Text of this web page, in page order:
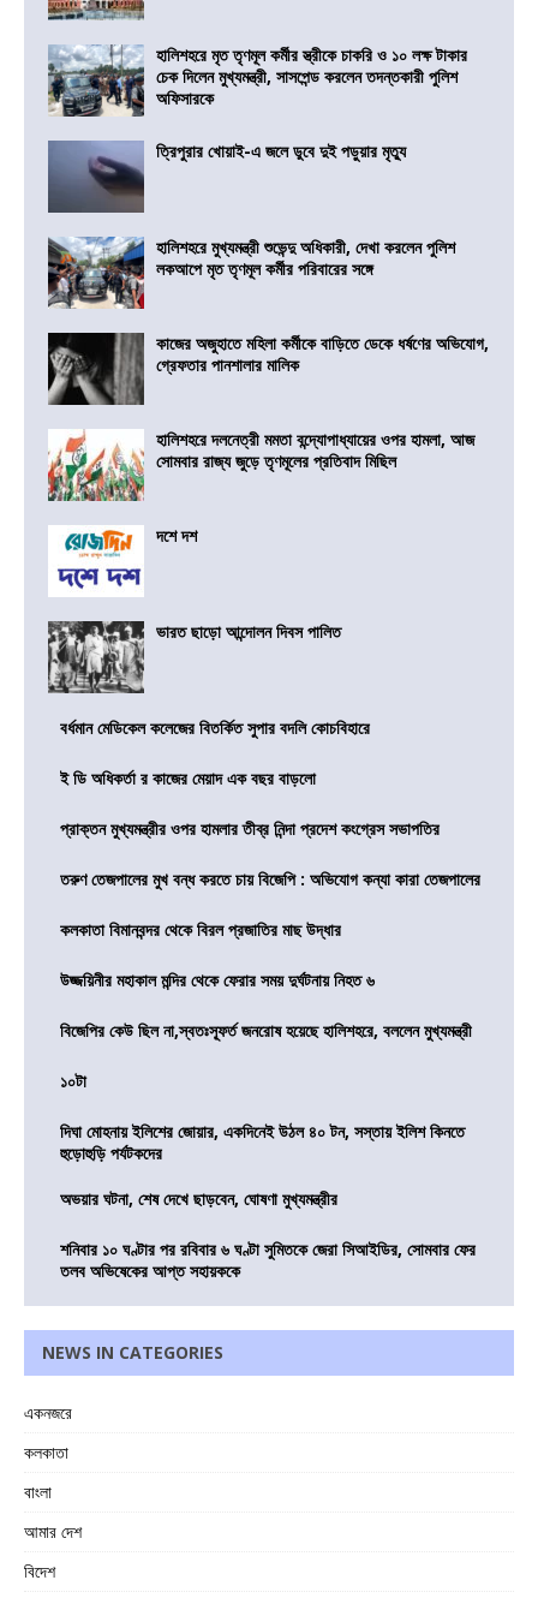
হালিশহরে মৃত তৃণমূল কর্মীর স্ত্রীকে চাকরি ও ১০ লক্ষ টাকার
চেক দিলেন মুখ্যমন্ত্রী, সাসপেন্ড করলেন তদন্তকারী পুলিশ
অফিসারকে
ত্রিপুরার খোয়াই-এ জলে ডুবে দুই পড়ুয়ার মৃত্যু
হালিশহরে মুখ্যমন্ত্রী শুভেন্দু অধিকারী, দেখা করলেন পুলিশ
লকআপে মৃত তৃণমূল কর্মীর পরিবারের সঙ্গে
কাজের অজুহাতে মহিলা কর্মীকে বাড়িতে ডেকে ধর্ষণের অভিযোগ,
গ্রেফতার পানশালার মালিক
হালিশহরে দলনেত্রী মমতা বন্দ্যোপাধ্যায়ের ওপর হামলা, আজ
সোমবার রাজ্য জুড়ে তৃণমূলের প্রতিবাদ মিছিল
দশে দশ
ভারত ছাড়ো আন্দোলন দিবস পালিত
বর্ধমান মেডিকেল কলেজের বিতর্কিত সুপার বদলি কোচবিহারে
ই ডি অধিকর্তা র কাজের মেয়াদ এক বছর বাড়লো
প্রাক্তন মুখ্যমন্ত্রীর ওপর হামলার তীব্র নিন্দা প্রদেশ কংগ্রেস সভাপতির
তরুণ তেজপালের মুখ বন্ধ করতে চায় বিজেপি : অভিযোগ কন্যা কারা তেজপালের
কলকাতা বিমানবন্দর থেকে বিরল প্রজাতির মাছ উদ্ধার
উজ্জয়িনীর মহাকাল মন্দির থেকে ফেরার সময় দুর্ঘটনায় নিহত ৬
বিজেপির কেউ ছিল না,স্বতঃস্ফূর্ত জনরোষ হয়েছে হালিশহরে, বললেন মুখ্যমন্ত্রী
১০টা
দিঘা মোহনায় ইলিশের জোয়ার, একদিনেই উঠল ৪০ টন, সস্তায় ইলিশ কিনতে
হুড়োহুড়ি পর্যটকদের
অভয়ার ঘটনা, শেষ দেখে ছাড়বেন, ঘোষণা মুখ্যমন্ত্রীর
শনিবার ১০ ঘণ্টার পর রবিবার ৬ ঘণ্টা সুমিতকে জেরা সিআইডির, সোমবার ফের
তলব অভিষেকের আপ্ত সহায়ককে
NEWS IN CATEGORIES
একনজরে
কলকাতা
বাংলা
আমার দেশ
বিদেশ